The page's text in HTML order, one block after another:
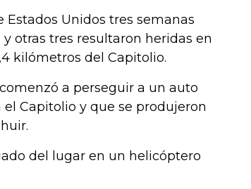
Estados Unidos tres semanas
otras tres resultaron heridas en
kilómetros del Capitolio.
a perseguir a un auto
Capitolio y que se produjeron
del lugar en un helicóptero